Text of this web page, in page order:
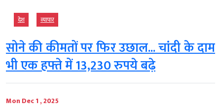
देश व्‍यापार
सोने की कीमतों पर फिर उछाल... चांदी के दाम
भी एक हफ्ते में 13,230 रुपये बढ़े
Mon Dec 1 , 2025